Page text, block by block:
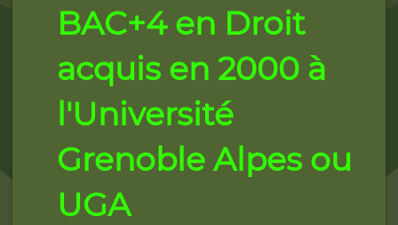
BAC+4 en Droit
acquis en 2000 à
l'Université
Grenoble Alpes ou
UGA